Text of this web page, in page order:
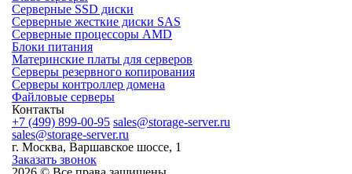
Серверные SSD диски
Cерверные жесткие диски SAS
Серверные процессоры AMD
Блоки питания
Материнские платы для серверов
Серверы резервного копирования
Серверы контроллер домена
Файловые серверы
Контакты
+7 (499) 899-00-95 sales@storage-server.ru
sales@storage-server.ru
г. Москва, Варшавское шоссе, 1
Заказать звонок